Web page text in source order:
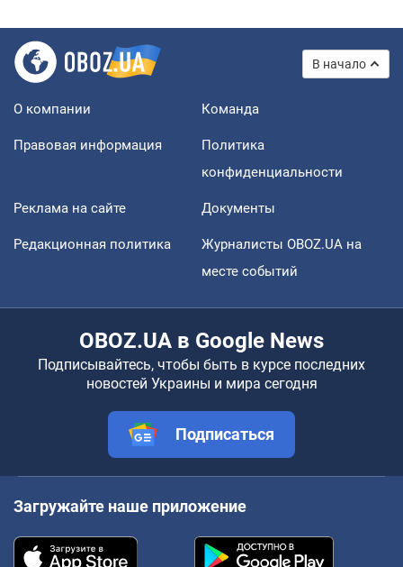
В начало
О компании Команда
Правовая информация
Политика
конфиденциальности
Реклама на сайте Документы
Редакционная политика
Журналисты OBOZ.UA на
месте событий
OBOZ.UA в Google News
Подписывайтесь, чтобы быть в курсе последних
новостей Украины и мира сегодня
Подписаться
Загружайте наше приложение